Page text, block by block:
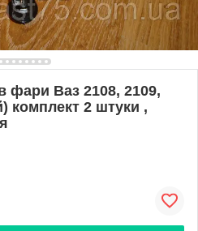
фари Ваз 2108, 2109,
комплект 2 штуки ,